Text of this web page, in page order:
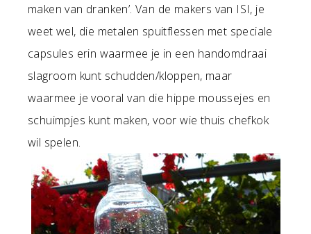
maken van dranken’. Van de makers van ISI, je
weet wel, die metalen spuitflessen met speciale
capsules erin waarmee je in een handomdraai
slagroom kunt schudden/kloppen, maar
waarmee je vooral van die hippe moussejes en
schuimpjes kunt maken, voor wie thuis chefkok
wil spelen.